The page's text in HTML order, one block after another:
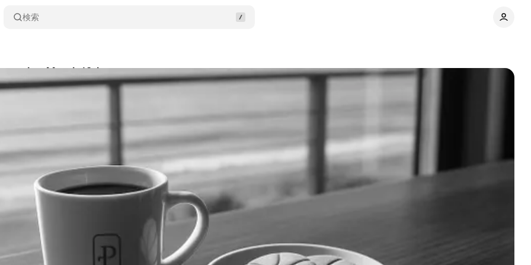
検索
March 16th
•2026/03/16 Share